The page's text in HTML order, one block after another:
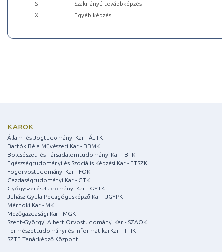
S
Szakirányú továbbképzés
X
Egyéb képzés
KAROK
Állam- és Jogtudományi Kar - ÁJTK
Bartók Béla Művészeti Kar - BBMK
Bölcsészet- és Társadalomtudományi Kar - BTK
Egészségtudományi és Szociális Képzési Kar - ETSZK
Fogorvostudományi Kar - FOK
Gazdaságtudományi Kar - GTK
Gyógyszerésztudományi Kar - GYTK
Juhász Gyula Pedagógusképző Kar - JGYPK
Mérnöki Kar - MK
Mezőgazdasági Kar - MGK
Szent-Györgyi Albert Orvostudományi Kar - SZAOK
Természettudományi és Informatikai Kar - TTIK
SZTE Tanárképző Központ